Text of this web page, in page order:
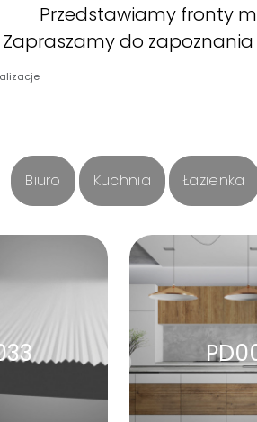
Przedstawiamy fronty
Zapraszamy do
Biuro Kuchnia Łazienka